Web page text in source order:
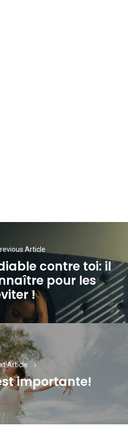
Article
Previous
post:
contre toi: il
pour les
!
Article
Next
post:
importante!